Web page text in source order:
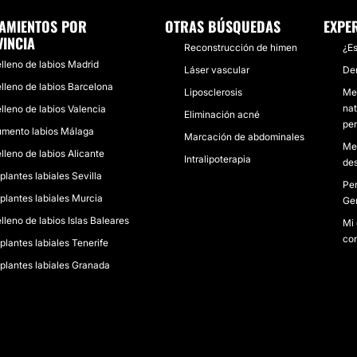
POR
de labios Madrid
de labios Barcelona
de labios Valencia
labios Málaga
de labios Alicante
labiales Sevilla
labiales Murcia
de labios Islas Baleares
labiales Tenerife
labiales Granada
OTRAS BÚSQUEDAS
Reconstrucción de himen
Láser vascular
Liposclerosis
Eliminación acné
Marcación de abdominales
Intralipoterapia
Mi